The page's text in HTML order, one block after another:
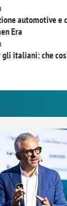
automotive e
Era
gli italiani: che